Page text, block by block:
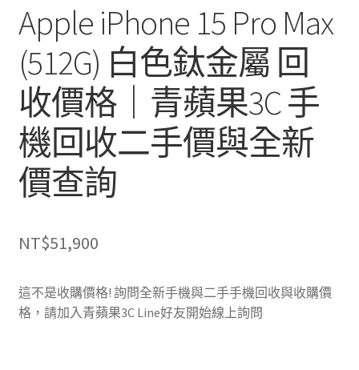
Apple iPhone 15 Pro Max
(512G) 白色鈦金屬 回
收價格｜青蘋果3C 手
機回收二手價與全新
價查詢
NT$51,900
這不是收購價格! 詢問全新手機與二手手機回收與收購價
格，請加入青蘋果3C Line好友開始線上詢問